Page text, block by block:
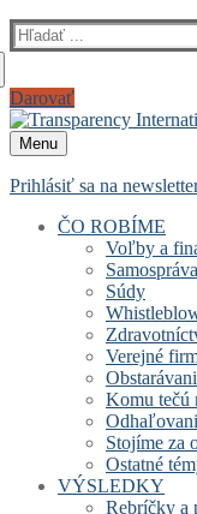
Hľadať:
Darovať
Menu
Prihlásiť sa na
ČO ROBÍME
Voľby a
Samospráva
Súdy
Verejné
Komu tečú
Stojíme za
Ostatné
VÝSLEDKY
Rebríčky a